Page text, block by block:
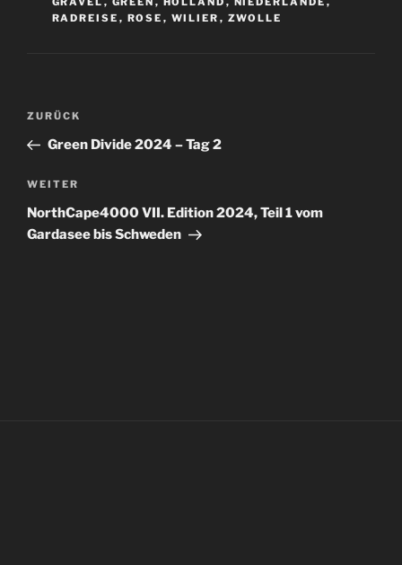
RADREISE , ROSE , WILIER , ZWOLLE
Beitragsnavigation
Vorheriger
Beitrag
ZURÜCK
Green Divide 2024 – Tag 2
Nächster
Beitrag
WEITER
NorthCape4000 VII. Edition 2024, Teil 1 vom
Gardasee bis Schweden